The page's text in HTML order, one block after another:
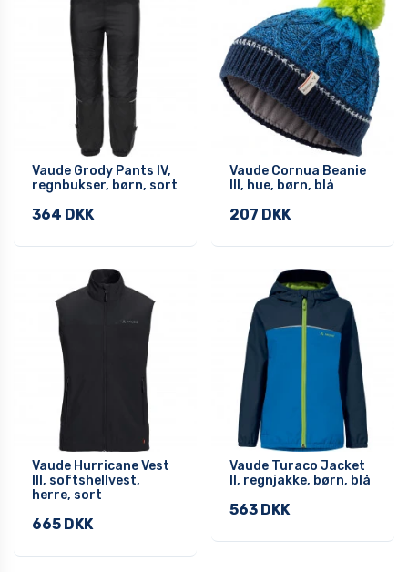
Vaude Grody Pants IV,
regnbukser, børn, sort
364 DKK
Vaude Cornua Beanie
III, hue, børn, blå
207 DKK
Vaude Hurricane Vest
III, softshellvest,
herre, sort
665 DKK
Vaude Turaco Jacket
II, regnjakke, børn, blå
563 DKK